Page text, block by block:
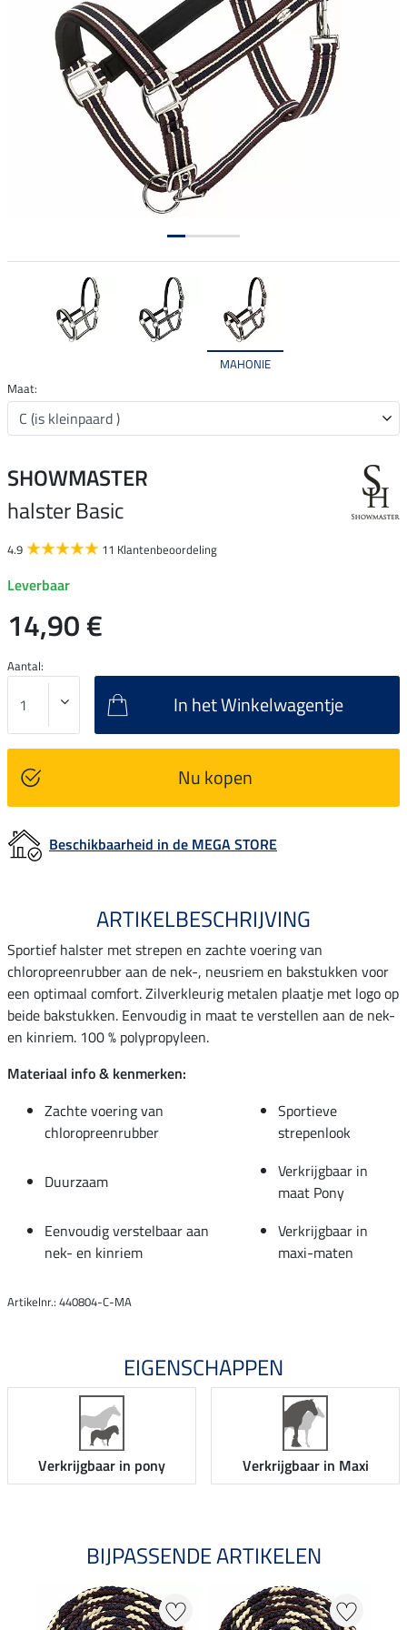
MAHONIE
Maat:
SHOWMASTER
halster Basic
4.9 11 Klantenbeoordeling
Leverbaar
14,90 €
Aantal:
In het Winkelwagentje
Nu kopen
Beschikbaarheid in de MEGA STORE
ARTIKELBESCHRIJVING
Sportief halster met strepen en zachte voering van
chloropreenrubber aan de nek-, neusriem en bakstukken voor
een optimaal comfort. Zilverkleurig metalen plaatje met logo op
beide bakstukken. Eenvoudig in maat te verstellen aan de nek-
en kinriem. 100 % polypropyleen.
Materiaal info & kenmerken:
Zachte voering van
chloropreenrubber
Sportieve
strepenlook
Duurzaam
Verkrijgbaar in
maat Pony
Eenvoudig verstelbaar aan
nek- en kinriem
Verkrijgbaar in
maxi-maten
Artikelnr.: 440804-C-MA
EIGENSCHAPPEN
Verkrijgbaar in pony Verkrijgbaar in Maxi
BIJPASSENDE ARTIKELEN